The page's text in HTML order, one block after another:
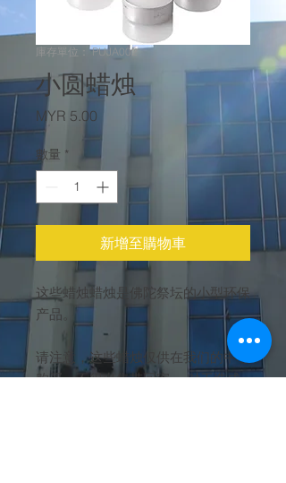
庫存單位： PUJA002
小圆蜡烛
MYR 5.00
格
數量 *
新增至購物車
这些蜡烛蜡烛是佛陀祭坛的小型环保
产品。
请注意，这些蜡烛仅供在我们的中心
购买，不得出售带回家。 对于造成